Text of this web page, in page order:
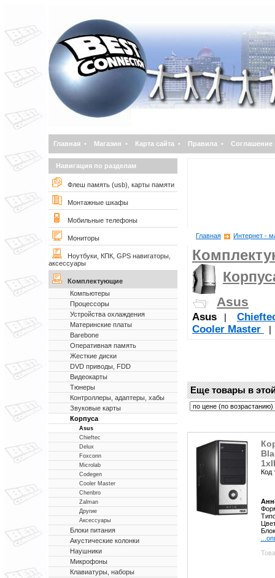
Главная • Магазин • Карта сайта • Правила • Соглашение
Навигация по разделам
Флеш память (usb), карты памяти
Монтажные шкафы
Мобильные телефоны
Мониторы
Ноутбуки, КПК, GPS навигаторы,
аксессуары
Комплектующие
Компьютеры
Процессоры
Устройства охлаждения
Материнские платы
Barebone
Оперативная память
Жесткие диски
DVD приводы, FDD
Видеокарты
Тюнеры
Контроллеры, адаптеры, хабы
Звуковые карты
Корпуса
Asus
Chieftec
Delux
Foxconn
Microlab
Codegen
Cooler Master
Chenbro
Zalman
Другие
Аксессуары
Блоки питания
Акустические колонки
Наушники
Микрофоны
Клавиатуры, наборы
Главная Интернет -
Asus
Asus |
Cooler Master
Еще товары в
Код